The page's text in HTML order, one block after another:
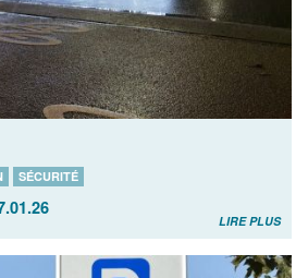
SÉCURITÉ
LIRE PLUS